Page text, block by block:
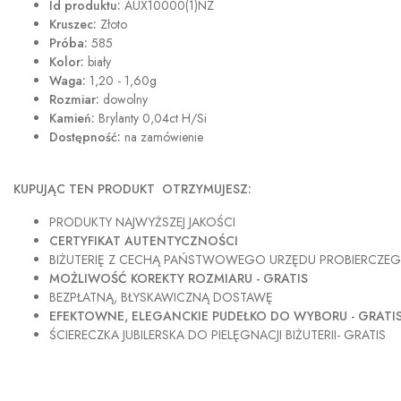
Id produktu: AUX10000(1)NZ
Kruszec: Złoto
Próba: 585
Kolor: biały
Waga: 1,20 - 1,60g
Rozmiar: dowolny
Kamień: Brylanty 0,04ct H/Si
Dostępność: na zamówienie
KUPUJĄC TEN PRODUKT OTRZYMUJESZ:
PRODUKTY NAJWYŻSZEJ JAKOŚCI
CERTYFIKAT AUTENTYCZNOŚCI
BIŻUTERIĘ Z CECHĄ PAŃSTWOWEGO URZĘDU
MOŻLIWOŚĆ KOREKTY ROZMIARU - GRATIS
BEZPŁATNĄ, BŁYSKAWICZNĄ DOSTAWĘ
EFEKTOWNE, ELEGANCKIE PUDEŁKO DO WYBORU -
ŚCIERECZKA JUBILERSKA DO PIELĘGNACJI BIŻUTERII- GRATIS